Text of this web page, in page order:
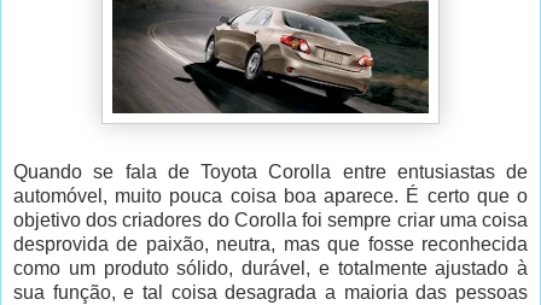
Quando se fala de Toyota Corolla entre entusiastas de
automóvel, muito pouca coisa boa aparece. É certo que o
objetivo dos criadores do Corolla foi sempre criar uma coisa
desprovida de paixão, neutra, mas que fosse reconhecida
como um produto sólido, durável, e totalmente ajustado à
sua função, e tal coisa desagrada a maioria das pessoas